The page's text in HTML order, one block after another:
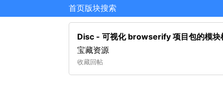
首页版块搜索
Disc - 可视化 browserify 项目包的模块
宝藏资源
收藏回帖